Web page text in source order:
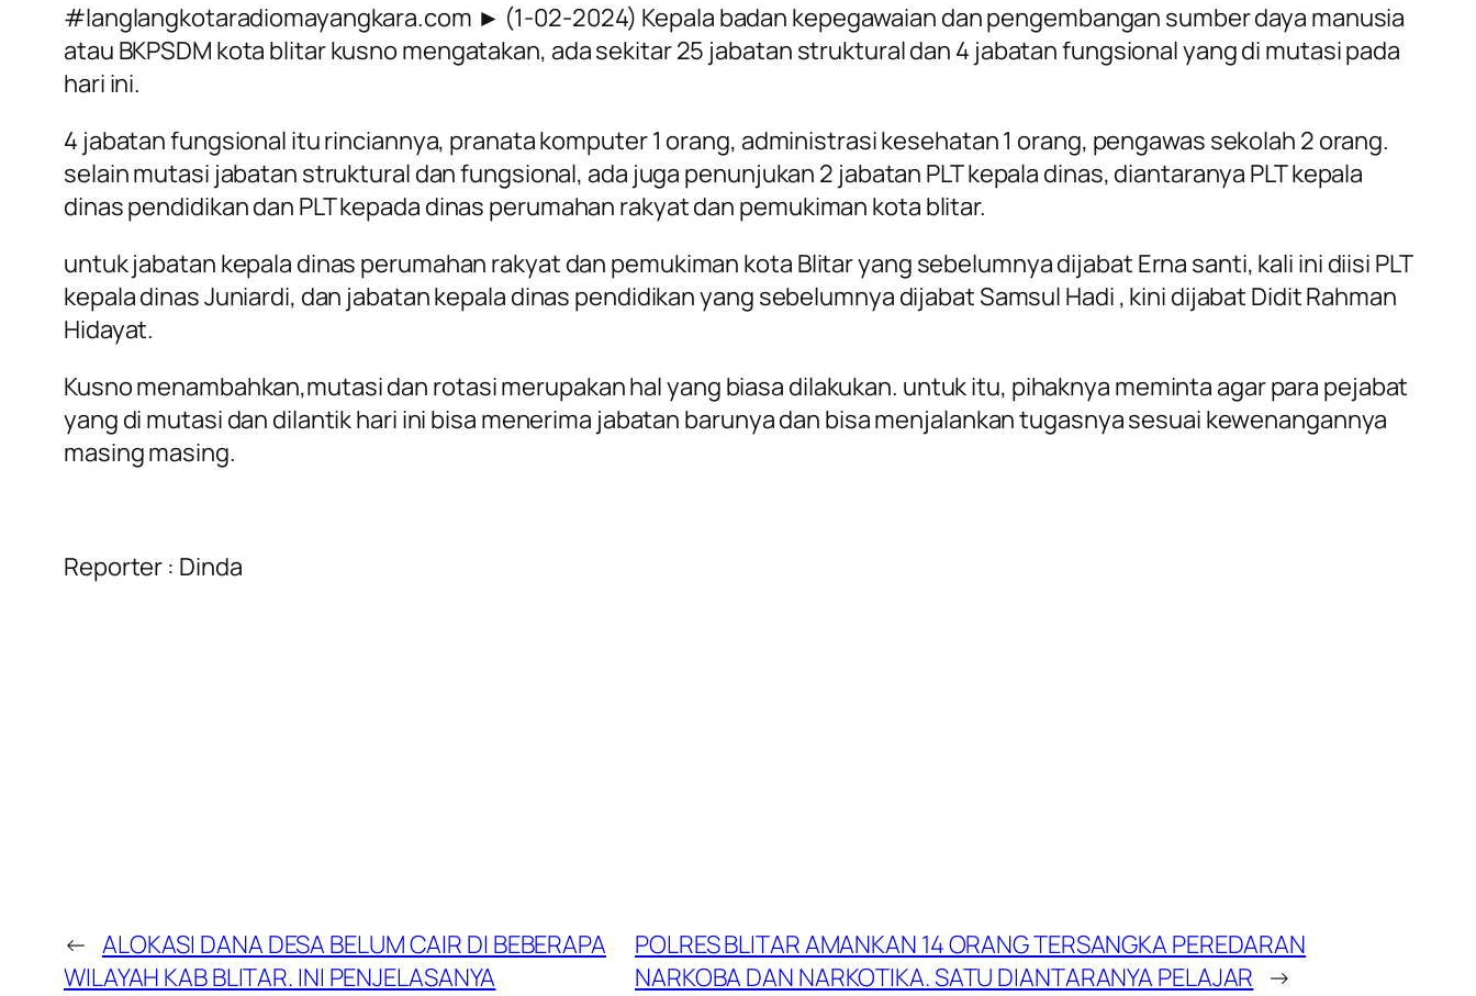
#langlangkotaradiomayangkara.com ► (1-02-2024) Kepala badan kepegawaian dan pengembangan sumber daya manusia
atau BKPSDM kota blitar kusno mengatakan, ada sekitar 25 jabatan struktural dan 4 jabatan fungsional yang di mutasi pada
hari ini.
4 jabatan fungsional itu rinciannya, pranata komputer 1 orang, administrasi kesehatan 1 orang, pengawas sekolah 2 orang.
selain mutasi jabatan struktural dan fungsional, ada juga penunjukan 2 jabatan PLT kepala dinas, diantaranya PLT kepala
dinas pendidikan dan PLT kepada dinas perumahan rakyat dan pemukiman kota blitar.
untuk jabatan kepala dinas perumahan rakyat dan pemukiman kota Blitar yang sebelumnya dijabat Erna santi, kali ini diisi PLT
kepala dinas Juniardi, dan jabatan kepala dinas pendidikan yang sebelumnya dijabat Samsul Hadi , kini dijabat Didit Rahman
Hidayat.
Kusno menambahkan,mutasi dan rotasi merupakan hal yang biasa dilakukan. untuk itu, pihaknya meminta agar para pejabat
yang di mutasi dan dilantik hari ini bisa menerima jabatan barunya dan bisa menjalankan tugasnya sesuai kewenangannya
masing masing.
Reporter : Dinda
← ALOKASI DANA DESA BELUM CAIR DI BEBERAPA
WILAYAH KAB BLITAR. INI PENJELASANYA
POLRES BLITAR AMANKAN 14 ORANG TERSANGKA PEREDARAN
NARKOBA DAN NARKOTIKA. SATU DIANTARANYA PELAJAR →